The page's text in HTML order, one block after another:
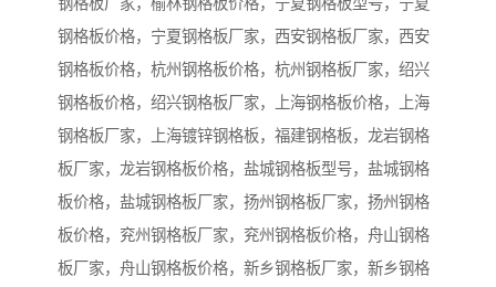
钢格板厂家，榆林钢格板价格，宁夏钢格板型号，宁夏
钢格板价格，宁夏钢格板厂家，西安钢格板厂家，西安
钢格板价格，杭州钢格板价格，杭州钢格板厂家，绍兴
钢格板价格，绍兴钢格板厂家，上海钢格板价格，上海
钢格板厂家，上海镀锌钢格板，福建钢格板，龙岩钢格
板厂家，龙岩钢格板价格，盐城钢格板型号，盐城钢格
板价格，盐城钢格板厂家，扬州钢格板厂家，扬州钢格
板价格，兖州钢格板厂家，兖州钢格板价格，舟山钢格
板厂家，舟山钢格板价格，新乡钢格板厂家，新乡钢格